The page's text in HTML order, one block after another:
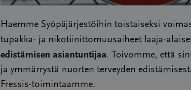
Haemme Syöpäjärjestöihin toistaiseksi
tupakka- ja nikotiinittomuusaiheet laaja-
edistämisen asiantuntijaa. Toivomme, että
ja ymmärrystä nuorten terveyden
Fressis-toimintaamme.